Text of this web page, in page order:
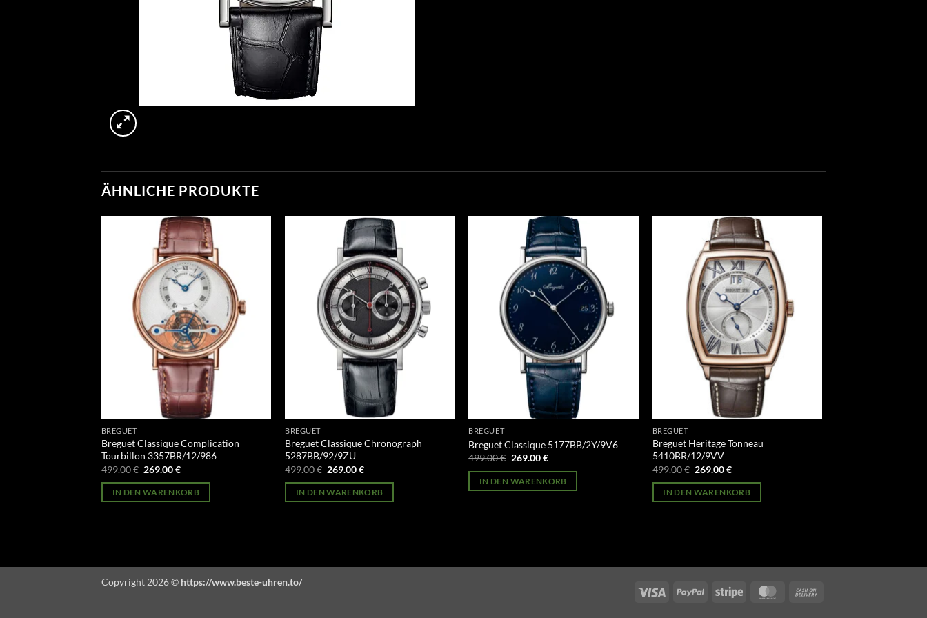
ÄHNLICHE PRODUKTE
BREGUET
Breguet Classique Complication
Tourbillon 3357BR/12/986
499.00€ Ursprünglicher
war:
499.00 €
269.00€Aktueller
ist:
269.00 €.
IN DEN WARENKORB
BREGUET
Breguet Classique Chronograph
5287BB/92/9ZU
499.00€ Ursprünglicher
war:
499.00 €
269.00€Aktueller
ist:
269.00 €.
IN DEN WARENKORB
BREGUET
Breguet Classique 5177BB/2Y/9V6
499.00€ Ursprünglicher
war:
499.00 €
269.00€Aktueller
ist:
269.00 €.
IN DEN WARENKORB
BREGUET
Breguet Heritage Tonneau
5410BR/12/9VV
499.00€ Ursprünglicher
war:
499.00 €
269.00€Aktueller
ist:
269.00 €.
IN DEN WARENKORB
Visa PayPal Stripe MasterCard
Copyright 2026 © https://www.beste-uhren.to/